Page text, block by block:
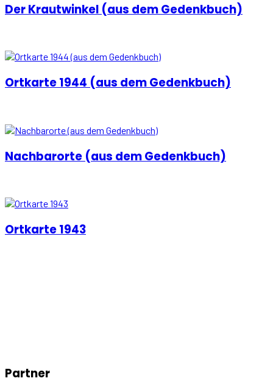
Der Krautwinkel (aus dem Gedenkbuch)
Ortkarte 1944 (aus dem Gedenkbuch)
Nachbarorte (aus dem Gedenkbuch)
Ortkarte 1943
Partner